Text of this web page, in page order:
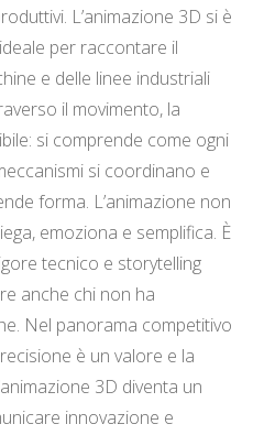
L’animazione 3D si è
per raccontare il
e delle linee industriali
il movimento, la
si comprende come ogni
si coordinano e
forma. L’animazione non
emoziona e semplifica. È
tecnico e storytelling
anche chi non ha
Nel panorama competitivo
è un valore e la
3D diventa un
innovazione e